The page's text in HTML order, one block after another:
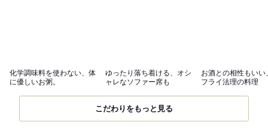
化学調味料を使わない、体
に優しいお粥。
ゆったり落ち着ける、オシ
ャレなソファー席も
お酒との相性もいい
フライ法理の料理
こだわりをもっと見る